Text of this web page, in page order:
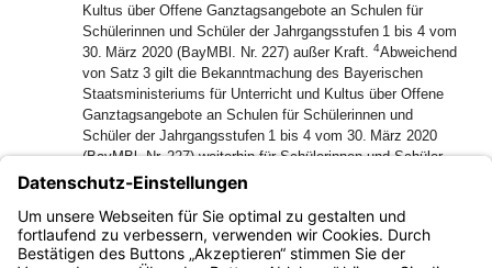
Kultus über Offene Ganztagsangebote an Schulen für
Schülerinnen und Schüler der Jahrgangsstufen 1 bis 4 vom
30. März 2020 (BayMBl. Nr. 227) außer Kraft. 4Abweichend
von Satz 3 gilt die Bekanntmachung des Bayerischen
Staatsministeriums für Unterricht und Kultus über Offene
Ganztagsangebote an Schulen für Schülerinnen und
Schüler der Jahrgangsstufen 1 bis 4 vom 30. März 2020
(BayMBl. Nr. 227) weiterhin für Schülerinnen und Schüler,
die im Schuljahr 2025/2026 die Jahrgangsstufen 1 bis 4, im
Schuljahr 2026/2027 die Jahrgangsstufen 2 bis 4, im
Schuljahr 2027/2028 die Jahrgangsstufen 3 und 4 und im
Schuljahr 2028/2029 die Jahrgangsstufe 4 besuchen.